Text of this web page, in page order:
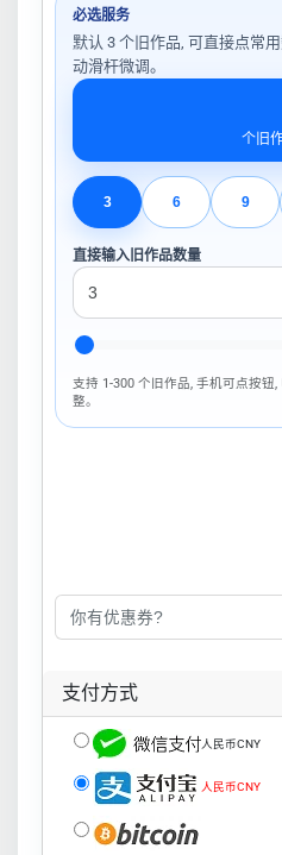
必选服务
默认 3 个旧作品, 可直接点常
动滑杆微调。
个旧
3 6 9
直接输入旧作品数量
支持 1-300 个旧作品, 手机可点按钮
整。
支付方式
人民币CNY
人民币CNY